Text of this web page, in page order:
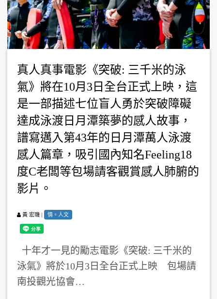
真人真事電影《突破: 三千米的泳
氣》將在10月3日全台正式上映，這
是一部描述七位盲人勇於突破障礙
達成泳渡日月潭築夢的感人故事，
譜寫邁入第43年的日月潭萬人泳渡
感人篇章，吸引國內知名Feeling18
度C老闆等包場請客觀賞感人肺腑的
影片。
黃 宏璣 | 情。人文
十年才一見的勵志電影《突破: 三千米的
泳氣》將於10月3日全台正式上映 包場請
南投觀光協會…